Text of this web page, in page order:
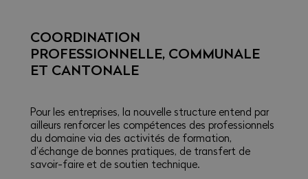
COORDINATION
PROFESSIONNELLE, COMMUNALE
ET CANTONALE
Pour les entreprises, la nouvelle structure entend par
ailleurs renforcer les compétences des professionnels
du domaine via des activités de formation,
d’échange de bonnes pratiques, de transfert de
savoir-faire et de soutien technique.